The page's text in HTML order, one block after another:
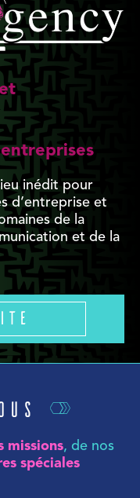
inédit pour
d’entreprise et
de la
et de la
missions, de nos
spéciales